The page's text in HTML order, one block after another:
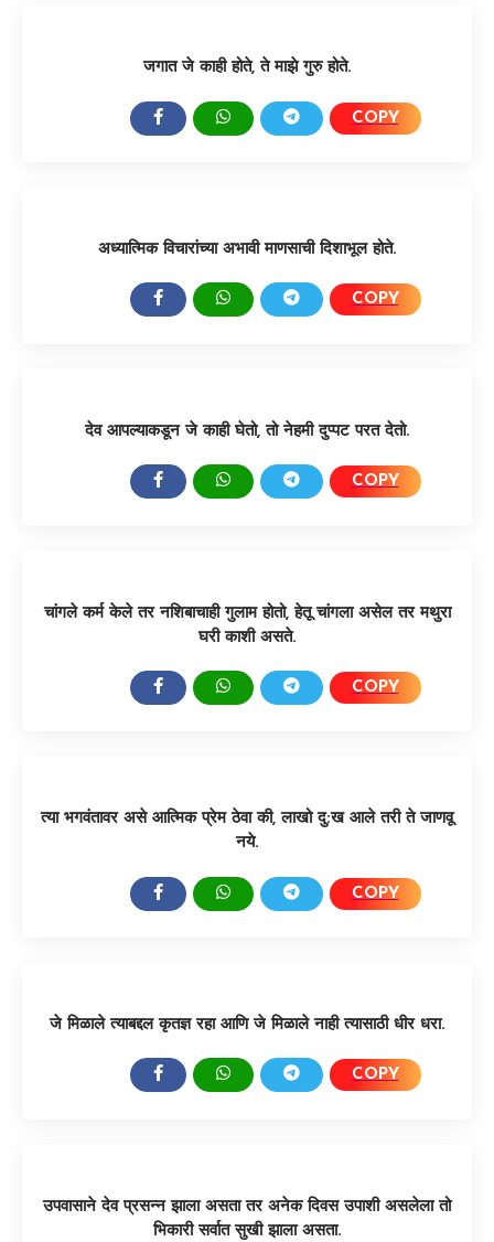
जगात जे काही होते, ते माझे गुरु होते.
COPY
अध्यात्मिक विचारांच्या अभावी माणसाची दिशाभूल होते.
COPY
देव आपल्याकडून जे काही घेतो, तो नेहमी दुप्पट परत देतो.
COPY
चांगले कर्म केले तर नशिबाचाही गुलाम होतो, हेतू चांगला असेल तर मथुरा
घरी काशी असते.
COPY
त्या भगवंतावर असे आत्मिक प्रेम ठेवा की, लाखो दु:ख आले तरी ते जाणवू
नये.
COPY
जे मिळाले त्याबद्दल कृतज्ञ रहा आणि जे मिळाले नाही त्यासाठी धीर धरा.
COPY
उपवासाने देव प्रसन्न झाला असता तर अनेक दिवस उपाशी असलेला तो
भिकारी सर्वात सुखी झाला असता.